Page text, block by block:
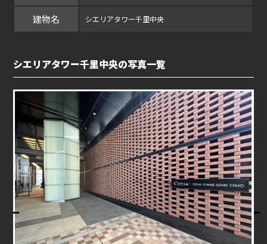
建物名 シエリアタワー千里中央
シエリアタワー千里中央の写真一覧